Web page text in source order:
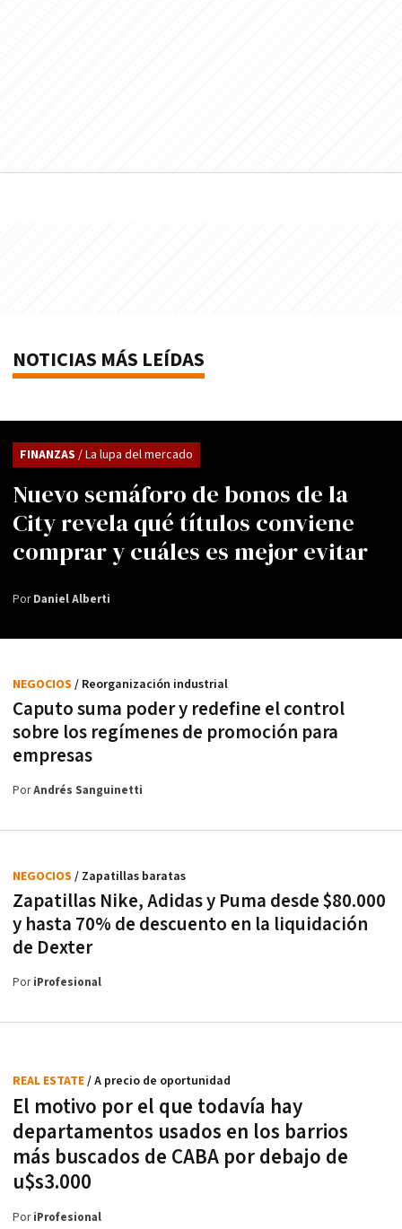
NOTICIAS MÁS LEÍDAS
Nuevo semáforo de bonos de la
City revela qué títulos conviene
comprar y cuáles es mejor evitar
FINANZAS / La lupa del mercado
PorDaniel Alberti
Caputo suma poder y redefine el control
sobre los regímenes de promoción para
empresas
NEGOCIOS / Reorganización industrial
PorAndrés Sanguinetti
Zapatillas Nike, Adidas y Puma desde $80.000
y hasta 70% de descuento en la liquidación
de Dexter
NEGOCIOS / Zapatillas baratas
PoriProfesional
El motivo por el que todavía hay
departamentos usados en los barrios
más buscados de CABA por debajo de
u$s3.000
REAL ESTATE/ A precio de oportunidad
PoriProfesional